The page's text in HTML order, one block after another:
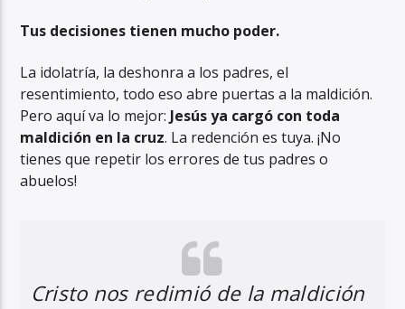
Tus decisiones tienen mucho poder.
La idolatría, la deshonra a los padres, el
resentimiento, todo eso abre puertas a la maldición.
Pero aquí va lo mejor: Jesús ya cargó con toda
maldición en la cruz. La redención es tuya. ¡No
tienes que repetir los errores de tus padres o
abuelos!
Cristo nos redimió de la maldición